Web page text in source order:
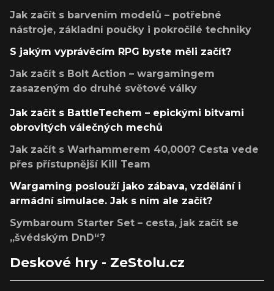
Jak začít s barvením modelů – potřebné
nástroje, základní poučky i pokročilé techniky
S jakým vyprávěcím RPG byste měli začít?
Jak začít s Bolt Action – wargamingem
zasazeným do druhé světové války
Jak začít s BattleTechem – epickými bitvami
obrovitých válečných mechů
Jak začít s Warhammerem 40,000? Cesta vede
přes přístupnější Kill Team
Wargaming poslouží jako zábava, vzdělání i
armádní simulace. Jak s ním ale začít?
Symbaroum Starter Set – cesta, jak začít se
„švédským DnD“?
Deskové hry - ZeStolu.cz